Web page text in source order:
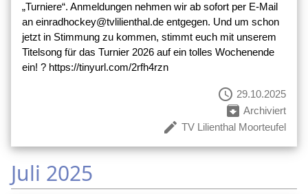
„Turniere“. Anmeldungen nehmen wir ab sofort per E-Mail
an einradhockey@tvlilienthal.de entgegen. Und um schon
jetzt in Stimmung zu kommen, stimmt euch mit unserem
Titelsong für das Turnier 2026 auf ein tolles Wochenende
ein! ? https://tinyurl.com/2rfh4rzn
schedule 29.10.2025
archive Archiviert
create TV Lilienthal Moorteufel
Juli 2025